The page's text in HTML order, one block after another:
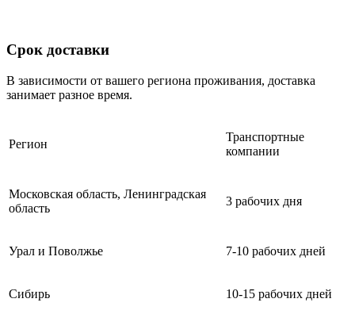
Срок доставки
В зависимости от вашего региона проживания, доставка
занимает разное время.
Регион
Транспортные
компании
Московская область, Ленинградская
область
3 рабочих дня
Урал и Поволжье 7-10 рабочих дней
Сибирь 10-15 рабочих дней